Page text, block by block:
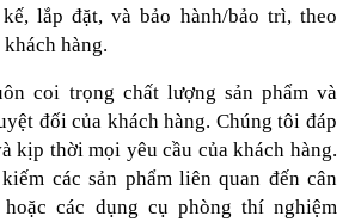
lắp đặt, và bảo hành/bảo trì, theo
hàng.
coi trọng chất lượng sản phẩm và
đối của khách hàng. Chúng tôi đáp
kịp thời mọi yêu cầu của khách hàng.
các sản phẩm liên quan đến cân
các dụng cụ phòng thí nghiệm